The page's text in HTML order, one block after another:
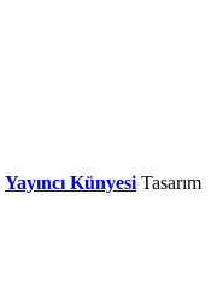
Yayıncı Künyesi Tasarım